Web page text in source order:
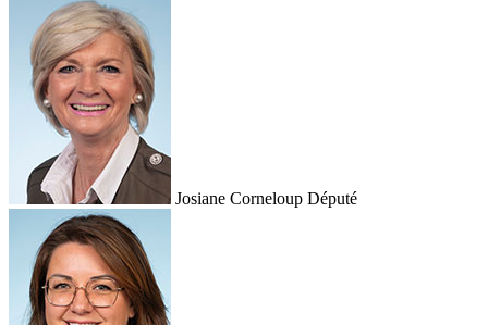
Josiane Corneloup Député